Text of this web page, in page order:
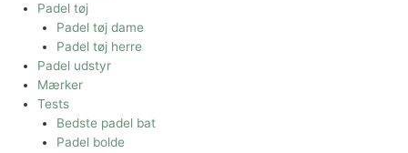
Padel tøj
Padel tøj dame
Padel tøj herre
Padel udstyr
Mærker
Tests
Bedste padel bat
Padel bolde